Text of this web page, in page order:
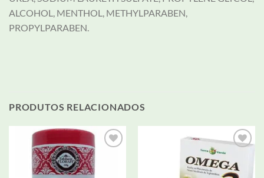
ALCOHOL, MENTHOL, METHYLPARABEN,
PROPYLPARABEN.
PRODUTOS RELACIONADOS
Adicionar
aos meus
desejos
Adicionar
aos meus
desejos